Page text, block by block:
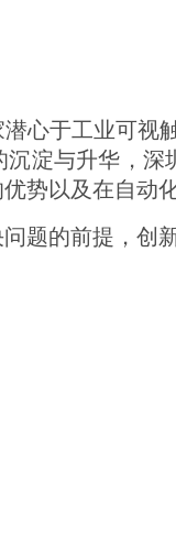
心于工业可视
淀与升华，
势以及在自动
题的前提，创